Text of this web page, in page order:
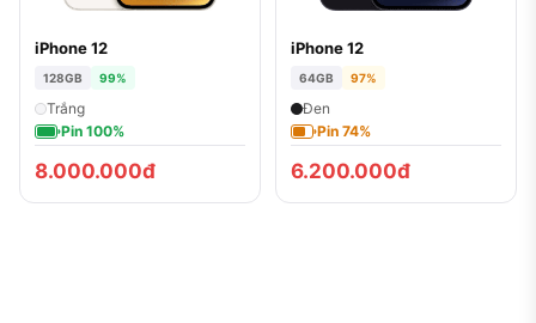
iPhone 12
128GB 99%
Trắng
Pin 100%
8.000.000đ
iPhone 12
64GB 97%
Đen
Pin 74%
6.200.000đ